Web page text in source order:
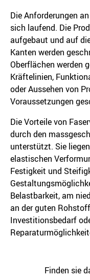
Die Anforderungen
sich laufend. Die
aufgebaut und auf
Kanten werden
Oberflächen werden
Kräftelinien,
oder Aussehen von
Voraussetzungen
Die Vorteile von
durch den
unterstützt. Sie
elastischen
Festigkeit und
Belastbarkeit, am
an der guten
Investitionsbedarf
Finden sie